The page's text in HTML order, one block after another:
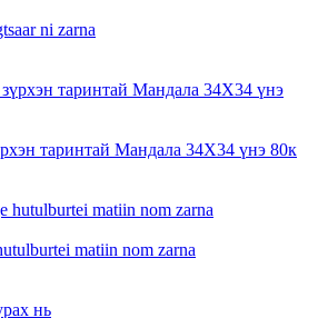
ni zarna
таринтай Мандала 34Х34 үнэ 80к
matiin nom zarna